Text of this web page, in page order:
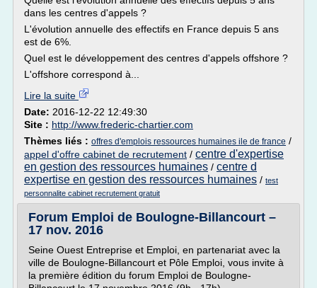
dans les centres d'appels ?
L'évolution annuelle des effectifs en France depuis 5 ans
est de 6%.
Quel est le développement des centres d'appels offshore ?
L'offshore correspond à...
Lire la suite
Date: 2016-12-22 12:49:30
Site : http://www.frederic-chartier.com
Thèmes liés : offres d'emplois ressources humaines ile de france /
appel d'offre cabinet de recrutement / centre d'expertise
en gestion des ressources humaines / centre d
expertise en gestion des ressources humaines / test
personnalite cabinet recrutement gratuit
Forum Emploi de Boulogne-Billancourt –
17 nov. 2016
Seine Ouest Entreprise et Emploi, en partenariat avec la
ville de Boulogne-Billancourt et Pôle Emploi, vous invite à
la première édition du forum Emploi de Boulogne-